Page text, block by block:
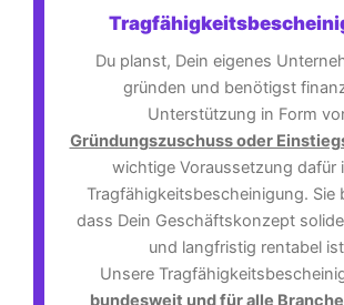
Du planst, Dein eigenes
gründen und benötigst
Unterstützung in Form
Gründungszuschuss oder
wichtige Voraussetzung dafür
Tragfähigkeitsbescheinigung. Sie
dass Dein Geschäftskonzept
und langfristig rentabel
Unsere
bundesweit und für alle